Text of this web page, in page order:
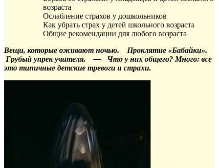
возраста
Ослабление страхов у дошкольников
Как убрать страх у детей школьного возраста
Общие рекомендации для любого возраста
Вещи, которые оживают ночью. Проклятие «Бабайки».
Грубый упрек учителя. — Что у них общего? Много: все
это типичные детские тревоги и страхи.